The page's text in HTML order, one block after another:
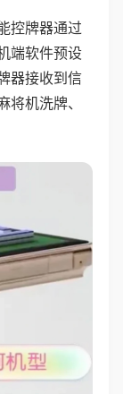
控牌器通过
端软件预设
器接收到信
机洗牌、